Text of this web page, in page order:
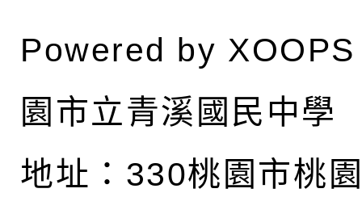
Powered by XOOPS
園市立青溪國民中學
地址： 330桃園市桃